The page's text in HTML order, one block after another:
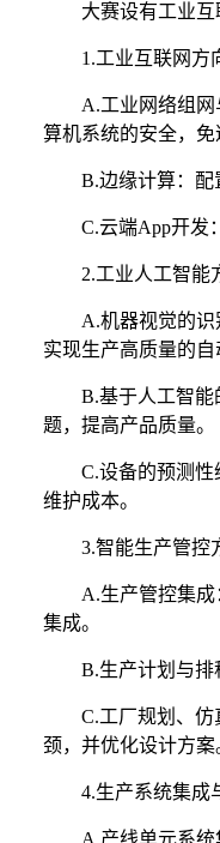
大赛设有工业
1.工业互联网方
A.工业网络组
算机系统的安全，
B.边缘计算：
C.云端App开发
2.工业人工智能
A.机器视觉的
实现生产高质量的自
B.基于人工智
题，提高产品质量。
C.设备的预测
维护成本。
3.智能生产管控
A.生产管控集
集成。
B.生产计划与
C.工厂规划、
颈，并优化设计方案
4.生产系统集成
A.产线单元系